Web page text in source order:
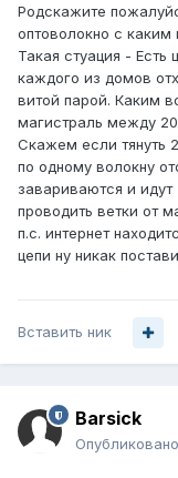
Родскажите
оптоволокно с каким
Такая стуация -
каждого из домов
витой парой. Каким
магистраль между
Скажем если тянуть
по одному волокну
завариваются и идут
проводить ветки от
п.с. интернет
цепи ну никак
Вставить ник
Barsick
Опубликовано